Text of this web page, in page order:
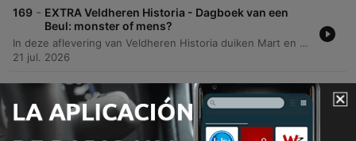
169 - EXTRA Veldheren Historia - Dagboek van een
Beul: monster of mens?
In deze aflevering van Veldheren Historia duiken Mart en Tom in de meest gruwelijke aspecten van historische straffen en executies. De podcast belicht hoe figuren zoals Frans II spectaculaire 'special effects' gebruikten tijdens publieke executies om het publiek te vermaken, inclusief het gebruik van buskruit. Daarnaast worden specifieke historische misdaden besproken, variërend van brute overvallen en brandstichting tot geweld tegen minderjarigen, en de bijbehorende meedogenloze sancties zoals het radbraken en de brandstapel.
21 jul. 2026
- #156: Initiatief bij Oekraïne, kantelt de oorlog?
In deze aflevering bespreken de gasten persoonlijke anekdotes over diplomatieke geschenken voordat ze dieper ingaan op de militaire situatie in Oekraïne. De discussie analyseert de huidige status quo aan het front, waarbij de Russische opmars vertraagt en de oorlog transformeert in een technologische uitputtingsslag. Daarnaast wordt de onvoorspelbare Russische strategie en de mogelijke escalatie tegen de NAVO-oostflank geanalyseerd, inclusief de rol van China bij het voorkomen van nucleaire escalatie. De aflevering behandelt tevens geopolitieke spanningen in het Midden-Oosten, de impact van Trump op de NAVO en de noodzaak van Europees leiderschap.
15 jul. 2026